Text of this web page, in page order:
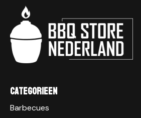
Categorieen
Barbecues